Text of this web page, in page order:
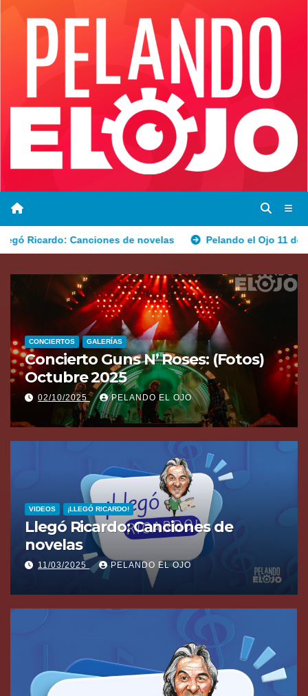
Canciones de novelas Pelando el Ojo 11 de marzo 2025
CONCIERTOS GALERÍAS
Concierto Guns N’ Roses: (Fotos)
Octubre 2025
02/10/2025 PELANDO EL OJO
VIDEOS ¡LLEGÓ RICARDO!
Llegó Ricardo: Canciones de
novelas
11/03/2025 PELANDO EL OJO